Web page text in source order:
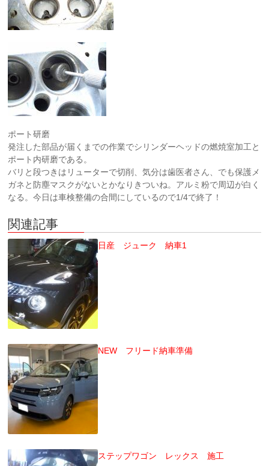
ポート研磨
発注した部品が届くまでの作業でシリンダーヘッドの燃焼室加工と
ポート内研磨である。
バリと段つきはリューターで切削、気分は歯医者さん、でも保護メ
ガネと防塵マスクがないとかなりきついね。アルミ粉で周辺が白く
なる。今日は車検整備の合間にしているので1/4で終了！
関連記事
日産 ジューク 納車1
NEW フリード納車準備
ステップワゴン レックス 施工